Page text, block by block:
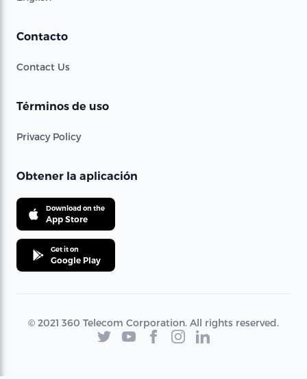
Contacto
Contact Us
Términos de uso
Privacy Policy
Obtener la aplicación
Download on the
App Store
Get it on
Google Play
© 2021 360 Telecom Corporation. All rights reserved.